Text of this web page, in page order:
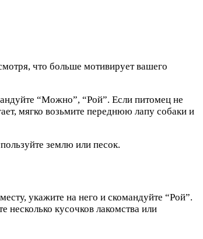
что больше мотивирует вашего
“Можно”, “Рой”. Если питомец не
мягко возьмите переднюю лапу собаки и
землю или песок.
укажите на него и скомандуйте “Рой”.
кусочков лакомства или